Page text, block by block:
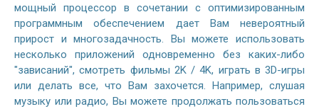
мощный процессор в сочетании с оптимизированным
программным обеспечением дает Вам невероятный
прирост и многозадачность. Вы можете использовать
несколько приложений одновременно без каких-либо
"зависаний", смотреть фильмы 2K / 4K, играть в 3D-игры
или делать все, что Вам захочется. Например, слушая
музыку или радио, Вы можете продолжать пользоваться